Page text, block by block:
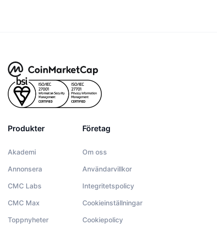
Produkter
Akademi
Annonsera
CMC Labs
CMC Max
Toppnyheter
Företag
Om oss
Användarvillkor
Integritetspolicy
Cookieinställningar
Cookiepolicy